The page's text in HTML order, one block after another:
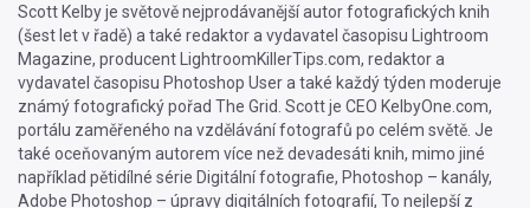
Scott Kelby je světově nejprodávanější autor fotografických knih
(šest let v řadě) a také redaktor a vydavatel časopisu Lightroom
Magazine, producent LightroomKillerTips.com, redaktor a
vydavatel časopisu Photoshop User a také každý týden moderuje
známý fotografický pořad The Grid. Scott je CEO KelbyOne.com,
portálu zaměřeného na vzdělávání fotografů po celém světě. Je
také oceňovaným autorem více než devadesáti knih, mimo jiné
například pětidílné série Digitální fotografie, Photoshop – kanály,
Adobe Photoshop – úpravy digitálních fotografií, To nejlepší z